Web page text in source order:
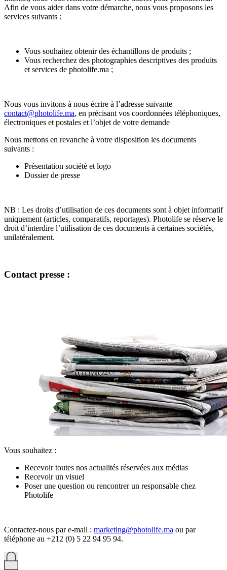
Afin de vous aider dans votre démarche, nous vous proposons les
services suivants :
Vous souhaitez obtenir des échantillons de produits ;
Vous recherchez des photographies descriptives des produits
et services de photolife.ma ;
Nous vous invitons à nous écrire à l’adresse suivante
contact@photolife.ma, en précisant vos coordonnées téléphoniques,
électroniques et postales et l’objet de votre demande
Nous mettons en revanche à votre disposition les documents
suivants :
Présentation société et logo
Dossier de presse
NB : Les droits d’utilisation de ces documents sont à objet informatif
uniquement (articles, comparatifs, reportages). Photolife se réserve le
droit d’interdire l’utilisation de ces documents à certaines sociétés,
unilatéralement.
Contact presse :
Vous souhaitez :
Recevoir toutes nos actualités réservées aux médias
Recevoir un visuel
Poser une question ou rencontrer un responsable chez
Photolife
Contactez-nous par e-mail : marketing@photolife.ma ou par
téléphone au +212 (0) 5 22 94 95 94.